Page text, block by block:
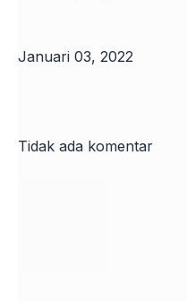
Januari 03, 2022
Tidak ada komentar